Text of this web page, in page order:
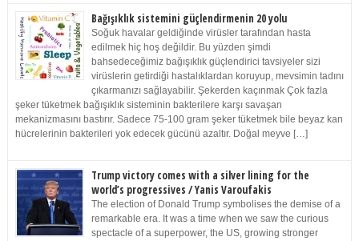
Bağışıklık sistemini güçlendirmenin 20 yolu
Soğuk havalar geldiğinde virüsler tarafından hasta
edilmek hiç hoş değildir. Bu yüzden şimdi
bahsedeceğimiz bağışıklık güçlendirici tavsiyeler sizi
virüslerin getirdiği hastalıklardan koruyup, mevsimin tadını
çıkarmanızı sağlayabilir. Şekerden kaçınmak Çok fazla
şeker tüketmek bağışıklık sisteminin bakterilere karşı savaşan
mekanizmasını bastırır. Sadece 75-100 gram şeker tüketmek bile beyaz kan
hücrelerinin bakterileri yok edecek gücünü azaltır. Doğal meyve […]
Trump victory comes with a silver lining for the
world’s progressives / Yanis Varoufakis
The election of Donald Trump symbolises the demise of a
remarkable era. It was a time when we saw the curious
spectacle of a superpower, the US, growing stronger